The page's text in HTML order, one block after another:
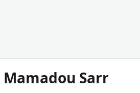
Mamadou Sarr